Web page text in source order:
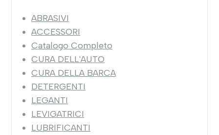
ABRASIVI
ACCESSORI
Catalogo Completo
CURA DELL'AUTO
CURA DELLA BARCA
DETERGENTI
LEGANTI
LEVIGATRICI
LUBRIFICANTI